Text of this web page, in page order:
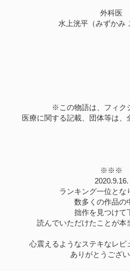
外科医
水上洸平（みずかみ
※この物語は、フィク
医療に関する記載、団体等は、
※※※
2020.9.16.
ランキング一位とな
数多くの作品の
拙作を見つけて
読んでいただけたことが本
心震えるようなステキなレビ
ありがとうござい